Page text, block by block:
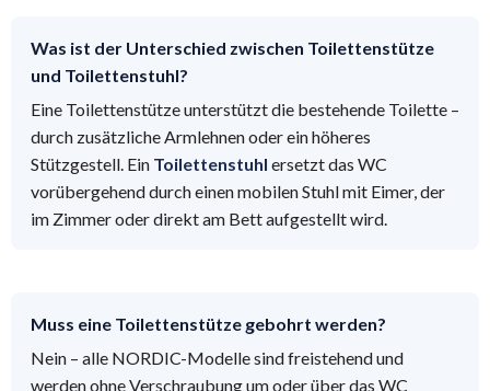
Was ist der Unterschied zwischen Toilettenstütze
und Toilettenstuhl?
Eine Toilettenstütze unterstützt die bestehende Toilette –
durch zusätzliche Armlehnen oder ein höheres
Stützgestell. Ein Toilettenstuhl ersetzt das WC
vorübergehend durch einen mobilen Stuhl mit Eimer, der
im Zimmer oder direkt am Bett aufgestellt wird.
Muss eine Toilettenstütze gebohrt werden?
Nein – alle NORDIC-Modelle sind freistehend und
werden ohne Verschraubung um oder über das WC